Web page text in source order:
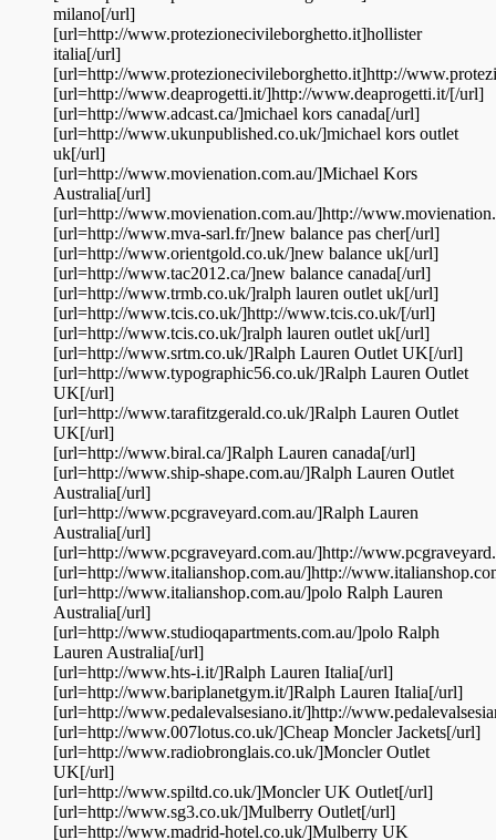
milano[/url]
[url=http://www.protezionecivileborghetto.it]hollister
italia[/url]
[url=http://www.protezionecivileborghetto.it]http://
[url=http://www.deaprogetti.it/]http://www.deaprogetti.it/[/url]
[url=http://www.adcast.ca/]michael kors canada[/url]
[url=http://www.ukunpublished.co.uk/]michael kors outlet
uk[/url]
[url=http://www.movienation.com.au/]Michael Kors
Australia[/url]
[url=http://www.movienation.com.au/]http://
[url=http://www.mva-sarl.fr/]new balance pas cher[/url]
[url=http://www.orientgold.co.uk/]new balance uk[/url]
[url=http://www.tac2012.ca/]new balance canada[/url]
[url=http://www.trmb.co.uk/]ralph lauren outlet uk[/url]
[url=http://www.tcis.co.uk/]http://www.tcis.co.uk/[/url]
[url=http://www.tcis.co.uk/]ralph lauren outlet uk[/url]
[url=http://www.srtm.co.uk/]Ralph Lauren Outlet UK[/url]
[url=http://www.typographic56.co.uk/]Ralph Lauren Outlet
UK[/url]
[url=http://www.tarafitzgerald.co.uk/]Ralph Lauren Outlet
UK[/url]
[url=http://www.biral.ca/]Ralph Lauren canada[/url]
[url=http://www.ship-shape.com.au/]Ralph Lauren Outlet
Australia[/url]
[url=http://www.pcgraveyard.com.au/]Ralph Lauren
Australia[/url]
[url=http://www.pcgraveyard.com.au/]http://
[url=http://www.italianshop.com.au/]http://
[url=http://www.italianshop.com.au/]polo Ralph Lauren
Australia[/url]
[url=http://www.studioqapartments.com.au/]polo Ralph
Lauren Australia[/url]
[url=http://www.hts-i.it/]Ralph Lauren Italia[/url]
[url=http://www.bariplanetgym.it/]Ralph Lauren Italia[/url]
[url=http://www.pedalevalsesiano.it/]http://
[url=http://www.007lotus.co.uk/]Cheap Moncler Jackets[/url]
[url=http://www.radiobronglais.co.uk/]Moncler Outlet
UK[/url]
[url=http://www.spiltd.co.uk/]Moncler UK Outlet[/url]
[url=http://www.sg3.co.uk/]Mulberry Outlet[/url]
[url=http://www.madrid-hotel.co.uk/]Mulberry UK